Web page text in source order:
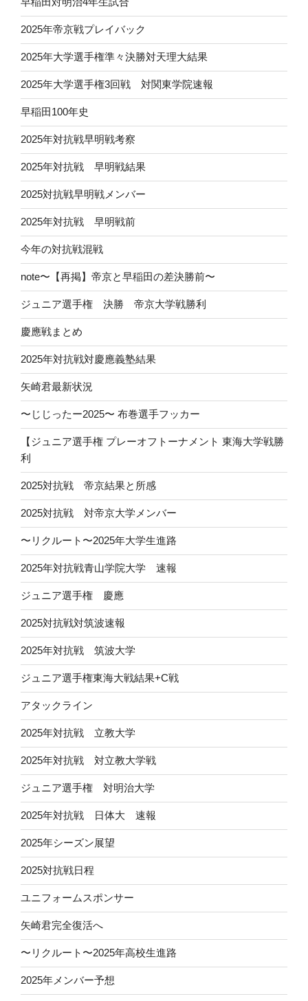
2025年帝京戦プレイバック
2025年大学選手権準々決勝対天理大結果
2025年大学選手権3回戦 対関東学院速報
早稲田100年史
2025年対抗戦早明戦考察
2025年対抗戦 早明戦結果
2025対抗戦早明戦メンバー
2025年対抗戦 早明戦前
今年の対抗戦混戦
note〜【再掲】帝京と早稲田の差決勝前〜
ジュニア選手権 決勝 帝京大学戦勝利
慶應戦まとめ
2025年対抗戦対慶應義塾結果
矢崎君最新状況
〜じじったー2025〜 布巻選手フッカー
【ジュニア選手権 プレーオフトーナメント 東海大学戦勝
利
2025対抗戦 帝京結果と所感
2025対抗戦 対帝京大学メンバー
〜リクルート〜2025年大学生進路
2025年対抗戦青山学院大学 速報
ジュニア選手権 慶應
2025対抗戦対筑波速報
2025年対抗戦 筑波大学
ジュニア選手権東海大戦結果+C戦
アタックライン
2025年対抗戦 立教大学
2025年対抗戦 対立教大学戦
ジュニア選手権 対明治大学
2025年対抗戦 日体大 速報
2025年シーズン展望
2025対抗戦日程
ユニフォームスポンサー
矢崎君完全復活へ
〜リクルート〜2025年高校生進路
2025年メンバー予想